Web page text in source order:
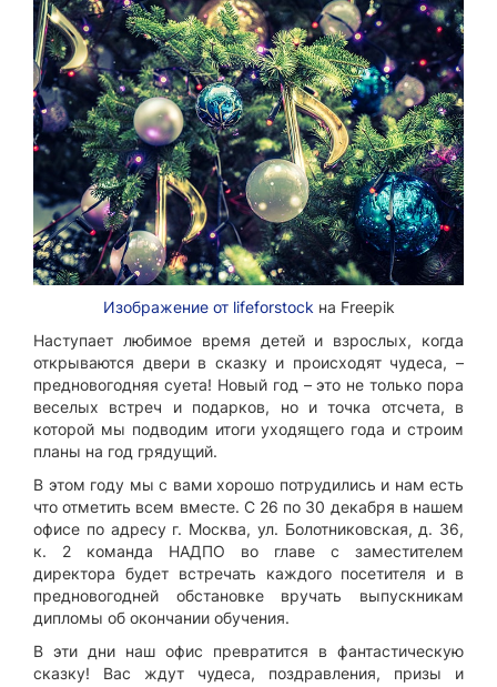
Изображение от lifeforstock на Freepik
Наступает любимое время детей и взрослых, когда
открываются двери в сказку и происходят чудеса, –
предновогодняя суета! Новый год – это не только пора
веселых встреч и подарков, но и точка отсчета, в
которой мы подводим итоги уходящего года и строим
планы на год грядущий.
В этом году мы с вами хорошо потрудились и нам есть
что отметить всем вместе. С 26 по 30 декабря в нашем
офисе по адресу г. Москва, ул. Болотниковская, д. 36,
к. 2 команда НАДПО во главе с заместителем
директора будет встречать каждого посетителя и в
предновогодней обстановке вручать выпускникам
дипломы об окончании обучения.
В эти дни наш офис превратится в фантастическую
сказку! Вас ждут чудеса, поздравления, призы и